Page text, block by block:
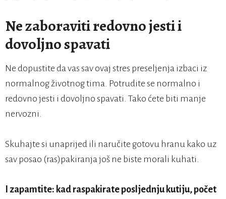
Ne zaboraviti redovno jesti i
dovoljno spavati
Ne dopustite da vas sav ovaj stres preseljenja izbaci iz
normalnog životnog tima. Potrudite se normalno i
redovno jesti i dovoljno spavati. Tako ćete biti manje
nervozni.
Skuhajte si unaprijed ili naručite gotovu hranu kako uz
sav posao (ras)pakiranja još ne biste morali kuhati.
I zapamtite: kad raspakirate posljednju kutiju, počet